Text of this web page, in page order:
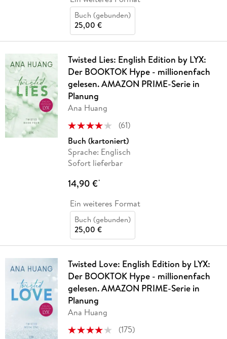
Buch (gebunden)
25,00 €
Twisted Lies: English Edition by LYX:
Der BOOKTOK Hype - millionenfach
gelesen. AMAZON PRIME-Serie in
Planung
Ana Huang
(61)
Buch (kartoniert)
Sprache: Englisch
Sofort lieferbar
14,90 €*
Ein weiteres Format
Buch (gebunden)
25,00 €
Twisted Love: English Edition by LYX:
Der BOOKTOK Hype - millionenfach
gelesen. AMAZON PRIME-Serie in
Planung
Ana Huang
(175)